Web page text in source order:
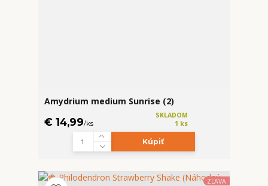
Amydrium medium Sunrise (2)
€ 14,99/ks
SKLADOM
1 ks
Kúpiť
ZĽAVA